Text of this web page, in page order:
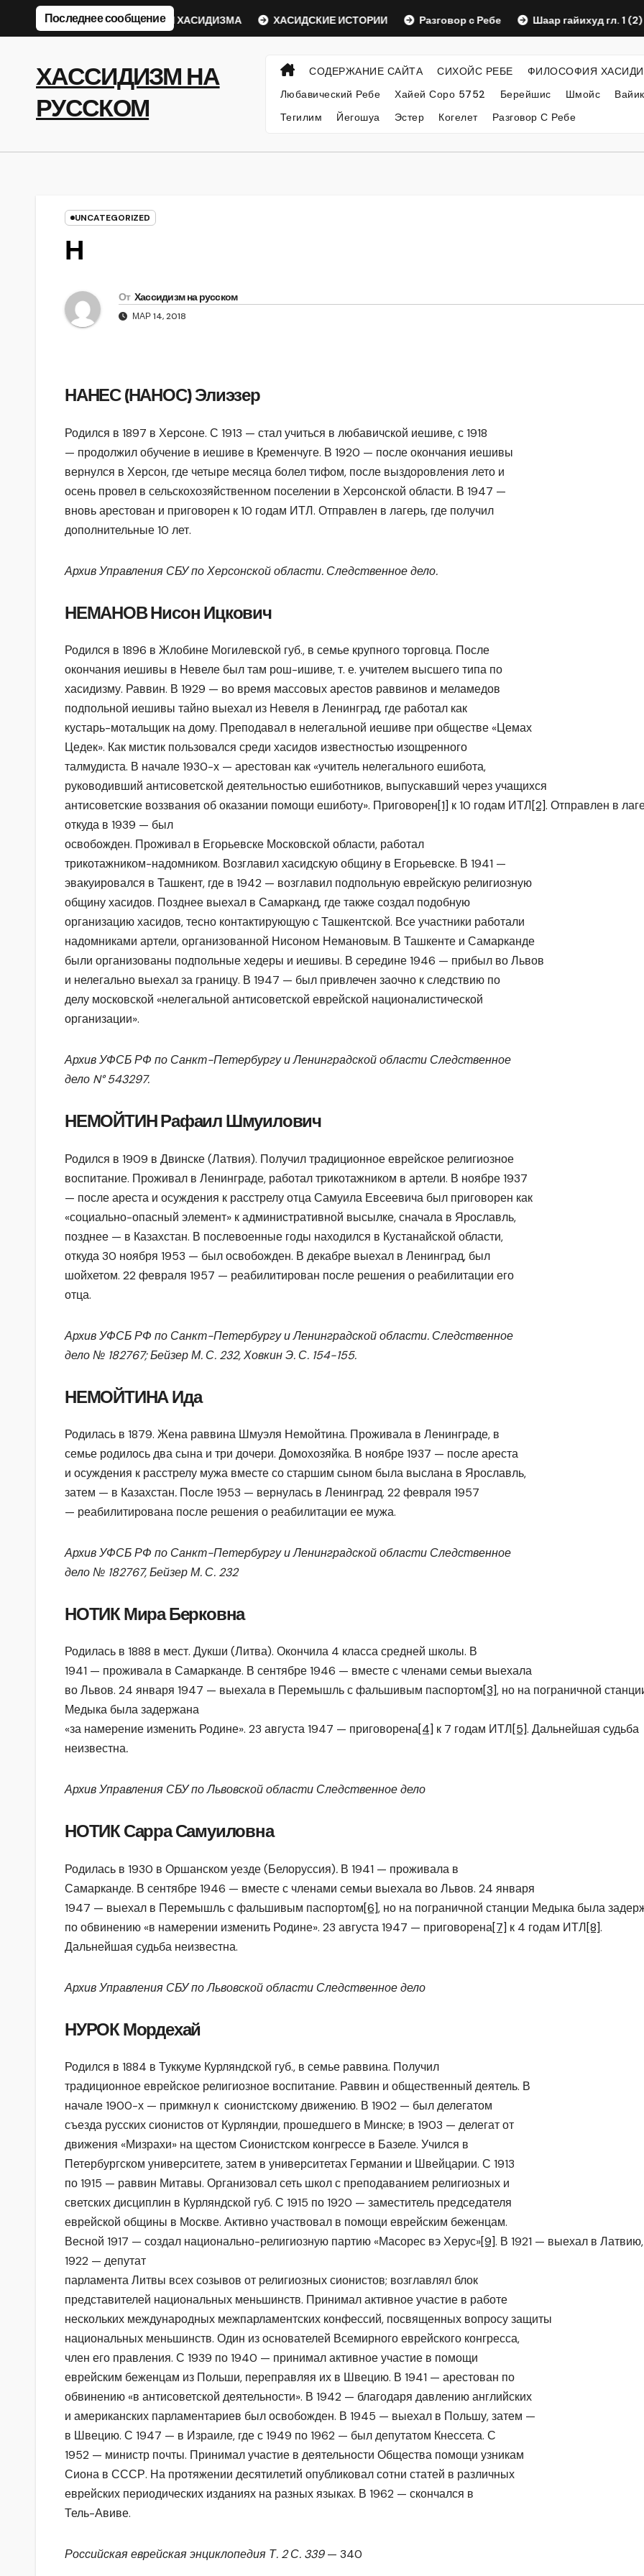
Перейти
Последнее сообщение
ФИЛОСОФИЯ ХАСИДИЗМА ХАСИДСКИЕ ИСТОРИИ Разговор с Ребе Шаар гайихуд гл. 1 (2)
ХАССИДИЗМ НА
РУССКОМ
СОДЕРЖАНИЕ САЙТА СИХОЙС РЕБЕ
ФИЛОСОФИЯ
Любавический Ребе
Хайей Соро 5752 Берейшис Шмойс
Тегилим
Йегошуа Эстер Когелет Разговор С Ребе
UNCATEGORIZED
Н
От Хассидизм на русском
МАР 14, 2018
НАНЕС (НАНОС) Элиэзер
Родился в 1897 в Херсоне. С 1913 — стал учиться в любавичской иешиве, с 1918
— продолжил обучение в иешиве в Кременчуге. В 1920 — после окончания иешивы
вернулся в Херсон, где четыре месяца болел тифом, после выздоровления лето и
осень провел в сельскохозяйственном поселении в Херсонской области. В 1947 —
вновь арестован и приговорен к 10 годам ИТЛ. Отправлен в лагерь, где получил
дополнительные 10 лет.
Архив Управления СБУ по Херсонской области. Следственное дело.
НЕМАНОВ Нисон Ицкович
Родился в 1896 в Жлобине Могилевской губ., в семье крупного торговца. После
окончания иешивы в Невеле был там рош-ишиве, т. е. учителем высшего типа по
хасидизму. Раввин. В 1929 — во время массовых арестов раввинов и меламедов
подпольной иешивы тайно выехал из Невеля в Ленинград, где работал как
кустарь-мотальщик на дому. Преподавал в нелегальной иешиве при обществе «Цемах
Цедек». Как мистик пользовался среди хасидов известностью изощренного
талмудиста. В начале 1930-х — арестован как «учитель нелегального ешибота,
руководивший антисоветской деятельностью ешиботников, выпускавший через учащихся
антисоветские воззвания об оказании помощи ешиботу». Приговорен[1] к 10 годам ИТЛ[2]. Отправлен в
откуда в 1939 — был
освобожден. Проживал в Егорьевске Московской области, работал
трикотажником-надомником. Возглавил хасидскую общину в Егорьевске. В 1941 —
эвакуировался в Ташкент, где в 1942 — возглавил подпольную еврейскую религиозную
общину хасидов. Позднее выехал в Самарканд, где также создал подобную
организацию хасидов, тесно контактирующую с Ташкентской. Все участники работали
надомниками артели, организованной Нисоном Немановым. В Ташкенте и Самарканде
были организованы подпольные хедеры и иешивы. В середине 1946 — прибыл во Львов
и нелегально выехал за границу. В 1947 — был привлечен заочно к следствию по
делу московской «нелегальной антисоветской еврейской националистической
организации».
Архив УФСБ РФ по Санкт-Петербургу и Ленинградской области Следственное
дело N° 543297.
НЕМОЙТИН Рафаил Шмуилович
Родился в 1909 в Двинске (Латвия). Получил традиционное еврейское религиозное
воспитание. Проживал в Ленинграде, работал трикотажником в артели. В ноябре 1937
— после ареста и осуждения к расстрелу отца Самуила Евсеевича был приговорен как
«социально-опасный элемент» к административной высылке, сначала в Ярославль,
позднее — в Казахстан. В послевоенные годы находился в Кустанайской области,
откуда 30 ноября 1953 — был освобожден. В декабре выехал в Ленинград, был
шойхетом. 22 февраля 1957 — реабилитирован после решения о реабилитации его
отца.
Архив УФСБ РФ по Санкт-Петербургу и Ленинградской области. Следственное
дело № 182767; Бейзер М. С. 232, Ховкин Э. С. 154-155.
НЕМОЙТИНА Ида
Родилась в 1879. Жена раввина Шмуэля Немойтина. Проживала в Ленинграде, в
семье родилось два сына и три дочери. Домохозяйка. В ноябре 1937 — после ареста
и осуждения к расстрелу мужа вместе со старшим сыном была выслана в Ярославль,
затем — в Казахстан. После 1953 — вернулась в Ленинград. 22 февраля 1957
— реабилитирована после решения о реабилитации ее мужа.
Архив УФСБ РФ по Санкт-Петербургу и Ленинградской области Следственное
дело № 182767, Бейзер М. С. 232
НОТИК Мира Берковна
Родилась в 1888 в мест. Дукши (Литва). Окончила 4 класса средней школы. В
1941 — проживала в Самарканде. В сентябре 1946 — вместе с членами семьи выехала
во Львов. 24 января 1947 — выехала в Перемышль с фальшивым паспортом[3], но на пограничной
Медыка была задержана
«за намерение изменить Родине». 23 августа 1947 — приговорена[4] к 7 годам ИТЛ[5]. Дальнейшая судьба
неизвестна.
Архив Управления СБУ по Львовской области Следственное дело
НОТИК Сарра Самуиловна
Родилась в 1930 в Оршанском уезде (Белоруссия). В 1941 — проживала в
Самарканде. В сентябре 1946 — вместе с членами семьи выехала во Львов. 24 января
1947 — выехал в Перемышль с фальшивым паспортом[6], но на пограничной станции Медыка была
по обвинению «в намерении изменить Родине». 23 августа 1947 — приговорена[7] к 4 годам ИТЛ[8].
Дальнейшая судьба неизвестна.
Архив Управления СБУ по Львовской области Следственное дело
НУРОК Мордехай
Родился в 1884 в Туккуме Курляндской губ., в семье раввина. Получил
традиционное еврейское религиозное воспитание. Раввин и общественный деятель. В
начале 1900-х — примкнул к сионистскому движению. В 1902 — был делегатом
съезда русских сионистов от Курляндии, прошедшего в Минске; в 1903 — делегат от
движения «Мизрахи» на щестом Сионистском конгрессе в Базеле. Учился в
Петербургском университете, затем в университетах Германии и Швейцарии. С 1913
по 1915 — раввин Митавы. Организовал сеть школ с преподаванием религиозных и
светских дисциплин в Курляндской губ. С 1915 по 1920 — заместитель председателя
еврейской общины в Москве. Активно участвовал в помощи еврейским беженцам.
Весной 1917 — создал национально-религиозную партию «Масорес вэ Херус»[9]. В 1921 — выехал в
1922 — депутат
парламента Литвы всех созывов от религиозных сионистов; возглавлял блок
представителей национальных меньшинств. Принимал активное участие в работе
нескольких международных межпарламентских конфессий, посвященных вопросу защиты
национальных меньшинств. Один из основателей Всемирного еврейского конгресса,
член его правления. С 1939 по 1940 — принимал активное участие в помощи
еврейским беженцам из Польши, переправляя их в Швецию. В 1941 — арестован по
обвинению «в антисоветской деятельности». В 1942 — благодаря давлению английских
и американских парламентариев был освобожден. В 1945 — выехал в Польшу, затем —
в Швецию. С 1947 — в Израиле, где с 1949 по 1962 — был депутатом Кнессета. С
1952 — министр почты. Принимал участие в деятельности Общества помощи узникам
Сиона в СССР. На протяжении десятилетий опубликовал сотни статей в различных
еврейских периодических изданиях на разных языках. В 1962 — скончался в
Тель-Авиве.
Российская еврейская энциклопедия Т. 2 С. 339— 340